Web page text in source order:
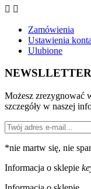
 
Zamówienia
Ustawienia konta
Ulubione
NEWSLLETTER
Możesz zrezygnować
szczegóły w naszej
*nie martw się, nie
Informacja o sklepie